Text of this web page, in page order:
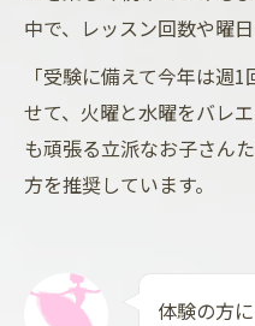
中で、レッスン回数や曜
「受験に備えて今年は週
せて、火曜と水曜をバレ
も頑張る立派なお子さん
方を推奨しています。
体験の方